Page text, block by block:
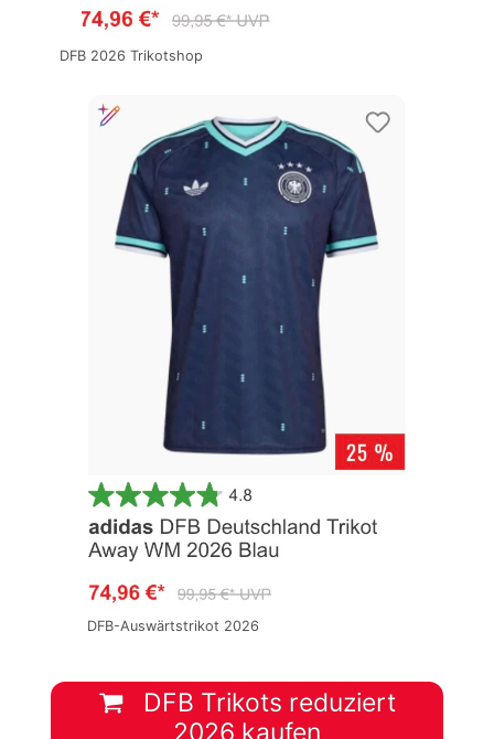
DFB 2026 Trikotshop
DFB-Auswärtstrikot 2026
DFB Trikots reduziert
2026 kaufen